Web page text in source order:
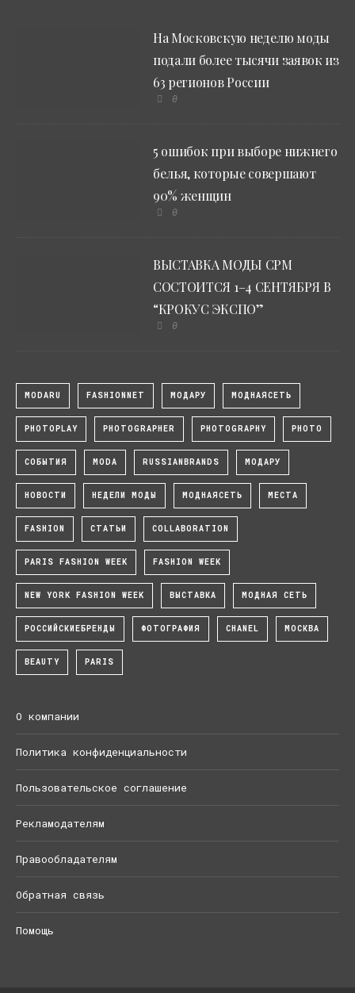
На Московскую неделю моды
подали более тысячи заявок из
63 регионов России
0
5 ошибок при выборе нижнего
белья, которые совершают
90% женщин
0
ВЫСТАВКА МОДЫ CPM
СОСТОИТСЯ 1–4 СЕНТЯБРЯ В
“КРОКУС ЭКСПО”
0
MODARU FASHIONNET МОДАРУ МОДНАЯСЕТЬ
PHOTOPLAY PHOTOGRAPHER PHOTOGRAPHY PHOTO
СОБЫТИЯ MODA RUSSIANBRANDS МОДАРУ
НОВОСТИ НЕДЕЛИ МОДЫ МОДНАЯСЕТЬ МЕСТА
FASHION СТАТЬИ COLLABORATION
PARIS FASHION WEEK FASHION WEEK
NEW YORK FASHION WEEK ВЫСТАВКА МОДНАЯ СЕТЬ
РОССИЙСКИЕБРЕНДЫ ФОТОГРАФИЯ CHANEL МОСКВА
BEAUTY PARIS
О компании
Политика конфиденциальности
Пользовательское соглашение
Рекламодателям
Правообладателям
Обратная связь
Помощь